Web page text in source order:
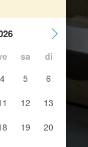
sa
di
4 5
6
12
13
19
20